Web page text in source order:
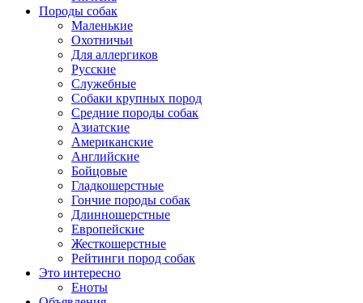
Породы собак
Маленькие
Охотничьи
Для аллергиков
Русские
Служебные
Собаки крупных пород
Средние породы собак
Азиатские
Американские
Английские
Бойцовые
Гладкошерстные
Гончие породы собак
Длинношерстные
Европейские
Жесткошерстные
Рейтинги пород собак
Это интересно
Еноты